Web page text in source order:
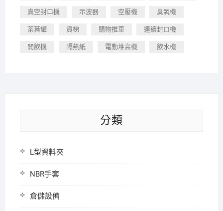
真空封口機 示波器 空壓機 臭氧機
茶葉罐 貨梯 購物推車 連續封口機
開飲機 隔熱紙 電動堆高機 飲水機
分類
L型資料夾
NBR手套
倉儲設備